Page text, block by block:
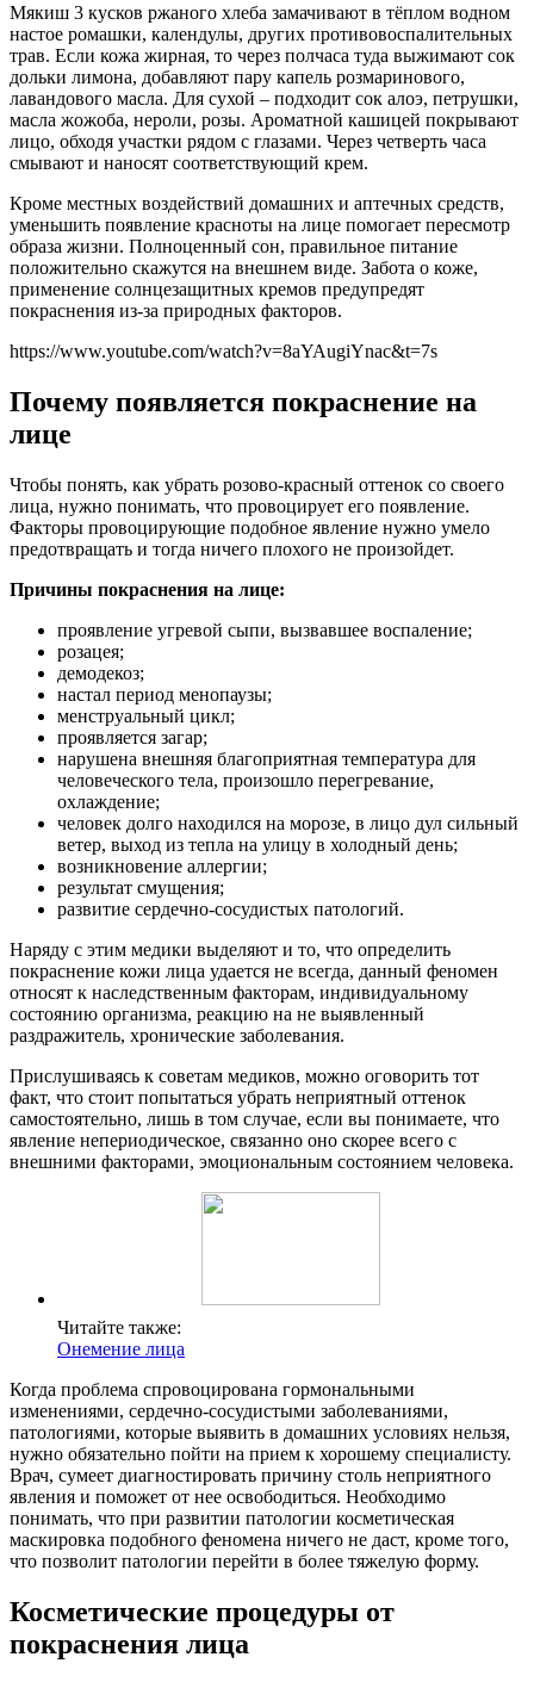
Мякиш 3 кусков ржаного хлеба замачивают в тёплом водном
настое ромашки, календулы, других противовоспалительных
трав. Если кожа жирная, то через полчаса туда выжимают сок
дольки лимона, добавляют пару капель розмаринового,
лавандового масла. Для сухой – подходит сок алоэ, петрушки,
масла жожоба, нероли, розы. Ароматной кашицей покрывают
лицо, обходя участки рядом с глазами. Через четверть часа
смывают и наносят соответствующий крем.
Кроме местных воздействий домашних и аптечных средств,
уменьшить появление красноты на лице помогает пересмотр
образа жизни. Полноценный сон, правильное питание
положительно скажутся на внешнем виде. Забота о коже,
применение солнцезащитных кремов предупредят
покраснения из-за природных факторов.
https://www.youtube.com/watch?v=8aYAugiYnac&t=7s
Почему появляется покраснение на
лице
Чтобы понять, как убрать розово-красный оттенок со своего
лица, нужно понимать, что провоцирует его появление.
Факторы провоцирующие подобное явление нужно умело
предотвращать и тогда ничего плохого не произойдет.
Причины покраснения на лице:
проявление угревой сыпи, вызвавшее воcпаление;
розацея;
демодекоз;
настал период менопаузы;
менструальный цикл;
проявляется загар;
нарушена внешняя благоприятная температура для
человеческого тела, произошло перегревание,
охлаждение;
человек долго находился на морозе, в лицо дул сильный
ветер, выход из тепла на улицу в холодный день;
возникновение аллергии;
результат смущения;
развитие сердечно-сосудистых патологий.
Наряду с этим медики выделяют и то, что определить
покраснение кожи лица удается не всегда, данный феномен
относят к наследственным факторам, индивидуальному
состоянию организма, реакцию на не выявленный
раздражитель, хронические заболевания.
Прислушиваясь к советам медиков, можно оговорить тот
факт, что стоит попытаться убрать неприятный оттенок
самостоятельно, лишь в том случае, если вы понимаете, что
явление непериодическое, связанно оно скорее всего с
внешними факторами, эмоциональным состоянием человека.
Читайте также:
Онемение лица
Когда проблема спровоцирована гормональными
изменениями, сердечно-сосудистыми заболеваниями,
патологиями, которые выявить в домашних условиях нельзя,
нужно обязательно пойти на прием к хорошему специалисту.
Врач, сумеет диагностировать причину столь неприятного
явления и поможет от нее освободиться. Необходимо
понимать, что при развитии патологии косметическая
маскировка подобного феномена ничего не даст, кроме того,
что позволит патологии перейти в более тяжелую форму.
Косметические процедуры от
покраснения лица